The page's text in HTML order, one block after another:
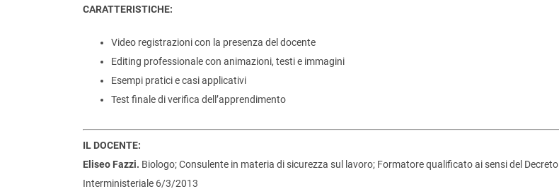
CARATTERISTICHE:
Video registrazioni con la presenza del docente
Editing professionale con animazioni, testi e immagini
Esempi pratici e casi applicativi
Test finale di verifica dell’apprendimento
IL DOCENTE:
Eliseo Fazzi. Biologo; Consulente in materia di sicurezza sul lavoro; Formatore qualificato ai sensi del Decreto
Interministeriale 6/3/2013